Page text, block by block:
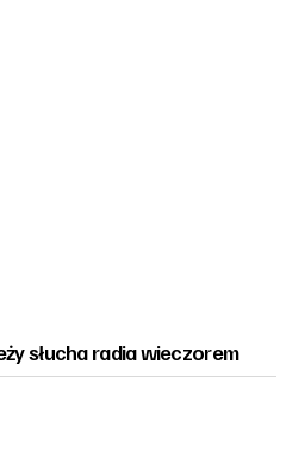
słucha radia wieczorem